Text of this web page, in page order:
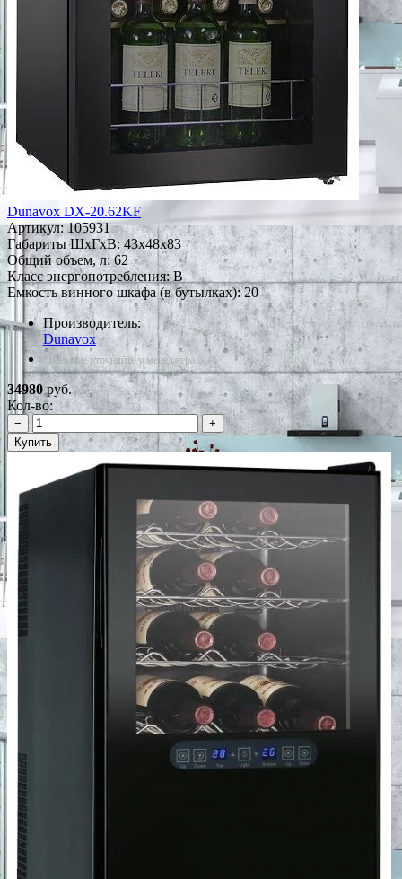
Dunavox DX-20.62KF
Артикул:105931
Габариты ШxГxВ: 43x48x83
Общий объем, л: 62
Класс энергопотребления: B
Емкость винного шкафа (в бутылках): 20
Производитель:
Dunavox
*Наличие уточняйте у менеджера
34980руб.
Кол-во:
−
+
Купить